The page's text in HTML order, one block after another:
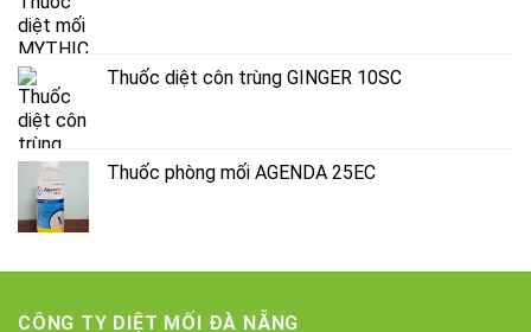
Thuốc diệt côn trùng GINGER 10SC
Thuốc phòng mối AGENDA 25EC
CÔNG TY DIỆT MỐI ĐÀ NẴNG